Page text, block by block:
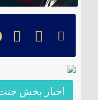
اخبار بخش